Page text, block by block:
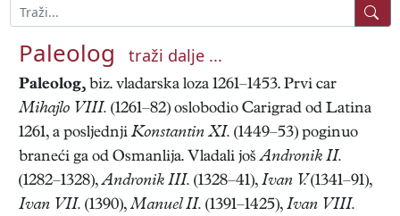
Paleolog traži dalje ...
Paleolog, biz. vladarska loza 1261–1453. Prvi car
Mihajlo VIII. (1261–82) oslobodio Carigrad od Latina
1261, a posljednji Konstantin XI. (1449–53) poginuo
braneći ga od Osmanlija. Vladali jošAndronik II.
(1282–1328),Andronik III. (1328–41), Ivan V.(1341–91),
Ivan VII. (1390),Manuel II. (1391–1425), Ivan VIII.